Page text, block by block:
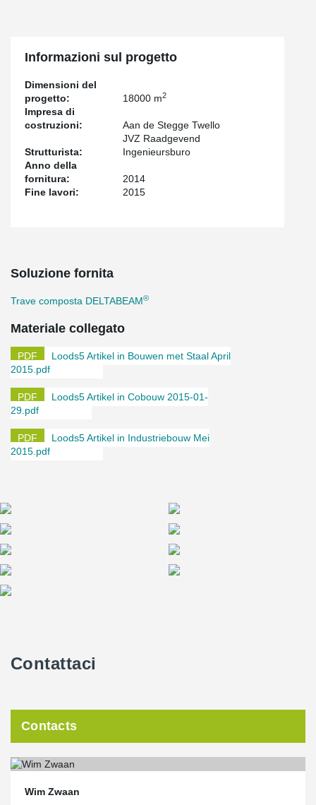
Informazioni sul progetto
Dimensioni del
progetto:
18000 m2
Impresa di
costruzioni:
Aan de Stegge Twello
Strutturista:
JVZ Raadgevend
Ingenieursburo
Anno della
fornitura:
2014
Fine lavori:
2015
Soluzione fornita
Trave composta DELTABEAM®
Materiale collegato
Loods5 Artikel in Bouwen met Staal April
2015.pdf
Loods5 Artikel in Cobouw 2015-01-
29.pdf
Loods5 Artikel in Industriebouw Mei
2015.pdf
Contattaci
Contacts
Wim Zwaan